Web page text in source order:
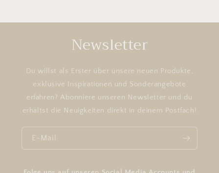
Newsletter
Du willst als Erster über unsere neuen Produkte,
exklusive Inspirationen und Sonderangebote
erfahren? Abonniere unseren Newsletter und du
erhältst die Neuigkeiten direkt in deinem Postfach!
E-Mail